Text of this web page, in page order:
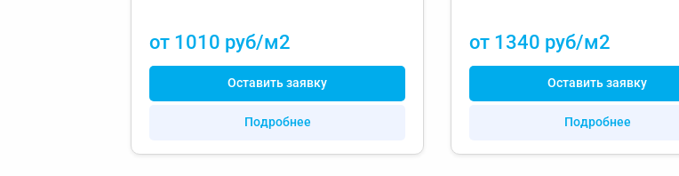
от 1010 руб/м2
Оставить заявку
Подробнее
от 1340 руб/м2
Оставить заявку
Подробнее